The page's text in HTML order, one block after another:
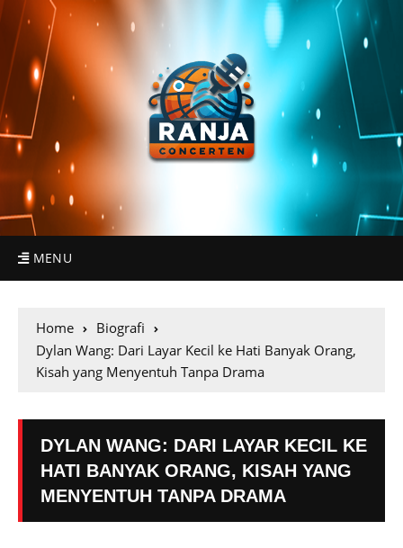
MENU
Home
Biografi
Dylan Wang: Dari Layar Kecil ke Hati Banyak Orang,
Kisah yang Menyentuh Tanpa Drama
DYLAN WANG: DARI LAYAR KECIL KE
HATI BANYAK ORANG, KISAH YANG
MENYENTUH TANPA DRAMA